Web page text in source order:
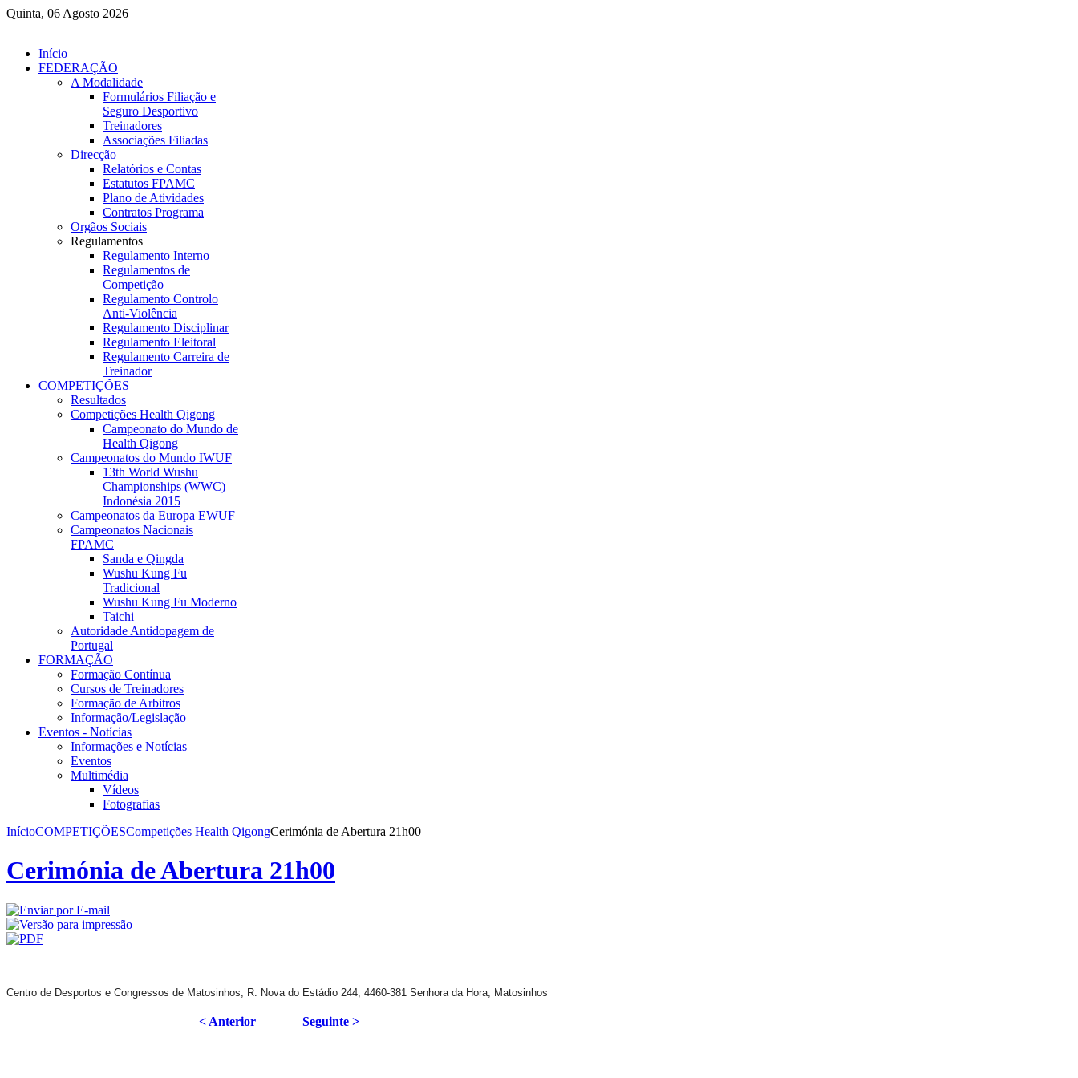
Quinta, 06 Agosto 2026
Início
FEDERAÇÃO
A Modalidade
Formulários Filiação e
Seguro Desportivo
Treinadores
Associações Filiadas
Direcção
Relatórios e Contas
Estatutos FPAMC
Plano de Atividades
Contratos Programa
Orgãos Sociais
Regulamentos
Regulamento Interno
Regulamentos de
Competição
Regulamento Controlo
Anti-Violência
Regulamento Disciplinar
Regulamento Eleitoral
Regulamento Carreira de
Treinador
COMPETIÇÕES
Resultados
Competições Health Qigong
Campeonato do Mundo de
Health Qigong
Campeonatos do Mundo IWUF
13th World Wushu
Championships (WWC)
Indonésia 2015
Campeonatos da Europa EWUF
Campeonatos Nacionais
FPAMC
Sanda e Qingda
Wushu Kung Fu
Tradicional
Wushu Kung Fu Moderno
Taichi
Autoridade Antidopagem de
Portugal
FORMAÇÃO
Formação Contínua
Cursos de Treinadores
Formação de Arbitros
Informação/Legislação
Eventos - Notícias
Informações e Notícias
Eventos
Multimédia
Vídeos
Fotografias
InícioCOMPETIÇÕESCompetições Health QigongCerimónia de Abertura 21h00
Cerimónia de Abertura 21h00
Centro de Desportos e Congressos de Matosinhos, R. Nova do Estádio 244, 4460-381 Senhora da Hora, Matosinhos
< Anterior Seguinte >